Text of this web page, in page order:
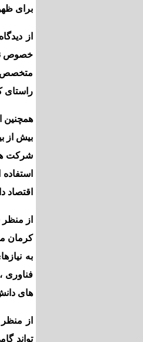
برای
از
خصوص
متخصص
راستای
همچنین
بیش از
شرکت
اقتصاد
از
کرمان
به
فناوری
های
از
تواند